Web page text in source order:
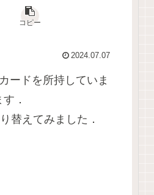
コピー
2024.07.07
ードを所持していま
．
替えてみました．